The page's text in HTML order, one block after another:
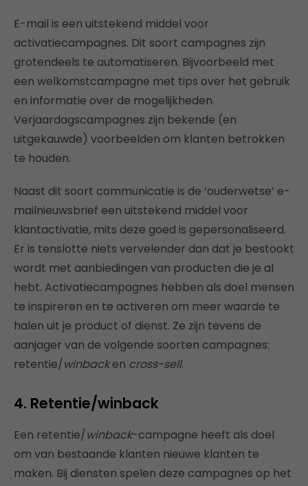
E-mail is een uitstekend middel voor
activatiecampagnes. Dit soort campagnes zijn
grotendeels te automatiseren. Bijvoorbeeld met
een welkomstcampagne met tips over het gebruik
en informatie over de mogelijkheden.
Verjaardagscampagnes zijn bekende (en
uitgekauwde) voorbeelden om klanten betrokken
te houden.
Naast dit soort communicatie is de ‘ouderwetse’ e-
mailnieuwsbrief een uitstekend middel voor
klantactivatie, mits deze goed is gepersonaliseerd.
Er is tenslotte niets vervelender dan dat je bestookt
wordt met aanbiedingen van producten die je al
hebt. Activatiecampagnes hebben als doel mensen
te inspireren en te activeren om meer waarde te
halen uit je product of dienst. Ze zijn tevens de
aanjager van de volgende soorten campagnes:
retentie/winbacken cross-sell.
4. Retentie/winback
Een retentie/winback-campagne heeft als doel
om van bestaande klanten nieuwe klanten te
maken. Bij diensten spelen deze campagnes op het